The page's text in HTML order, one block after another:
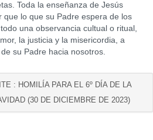
Toda la enseñanza de Jesús
que lo que su Padre espera de los
una observancia cultual o ritual,
la justicia y la misericordia, a
su Padre hacia nosotros.
: HOMILÍA PARA EL 6º DÍA DE LA
(30 DE DICIEMBRE DE 2023)